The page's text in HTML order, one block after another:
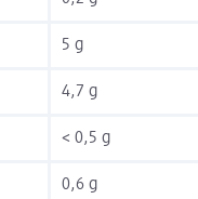
5 g
4,7 g
< 0,5 g
0,6 g